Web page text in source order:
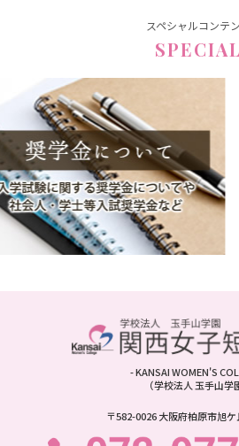
スペシャルコンテ
SPECIAL
- KANSAI WOMEN'S
（学校法人 玉手山学
〒582-0026 大阪府柏原市旭ケ